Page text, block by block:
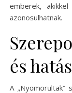
emberek,
azonosulhatnak.
és
A „Nyomorultak”